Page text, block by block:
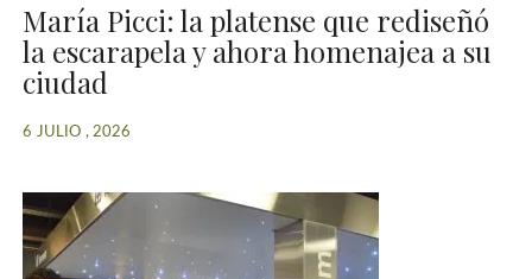
María Picci: la platense que rediseñó
la escarapela y ahora homenajea a su
ciudad
6 JULIO , 2026